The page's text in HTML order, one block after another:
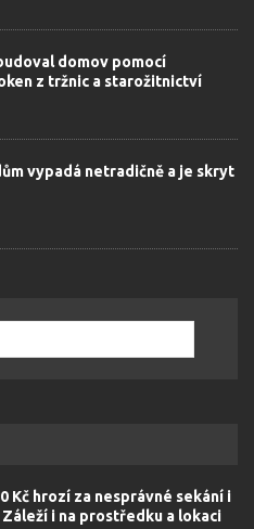
domov pomocí
z tržnic a starožitnictví
vypadá netradičně a je skryt
Kč hrozí za nesprávné sekání i
i na prostředku a lokaci